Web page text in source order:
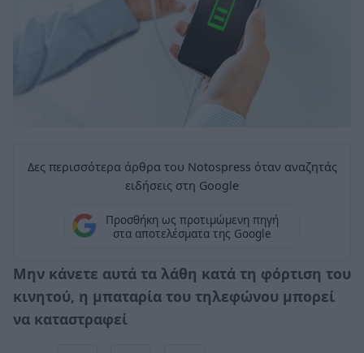
Δες περισσότερα άρθρα του Notospress όταν αναζητάς
ειδήσεις στη Google
Προσθήκη ως προτιμώμενη πηγή
στα αποτελέσματα της Google
Μην κάνετε αυτά τα λάθη κατά τη φόρτιση του
κινητού, η μπαταρία του τηλεφώνου μπορεί
να καταστραφεί